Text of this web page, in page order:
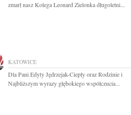
zmarł nasz Kolega Leonard Zielonka długoletni...
KATOWICE
Dla Pani Edyty Jędrzejak-Ciepły oraz Rodzinie i
Najbliższym wyrazy głębokiego współczucia...